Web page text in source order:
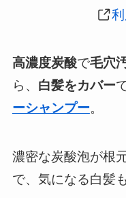
高濃度炭酸で毛穴
ら、 白髪をカバー
ーシャンプー。
濃密な炭酸泡が根
で、気になる白髪